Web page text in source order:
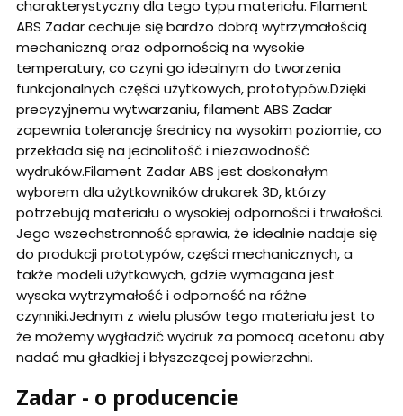
charakterystyczny dla tego typu materiału. Filament
ABS Zadar cechuje się bardzo dobrą wytrzymałością
mechaniczną oraz odpornością na wysokie
temperatury, co czyni go idealnym do tworzenia
funkcjonalnych części użytkowych, prototypów.Dzięki
precyzyjnemu wytwarzaniu, filament ABS Zadar
zapewnia tolerancję średnicy na wysokim poziomie, co
przekłada się na jednolitość i niezawodność
wydruków.Filament Zadar ABS jest doskonałym
wyborem dla użytkowników drukarek 3D, którzy
potrzebują materiału o wysokiej odporności i trwałości.
Jego wszechstronność sprawia, że idealnie nadaje się
do produkcji prototypów, części mechanicznych, a
także modeli użytkowych, gdzie wymagana jest
wysoka wytrzymałość i odporność na różne
czynniki.Jednym z wielu plusów tego materiału jest to
że możemy wygładzić wydruk za pomocą acetonu aby
nadać mu gładkiej i błyszczącej powierzchni.
Zadar - o producencie